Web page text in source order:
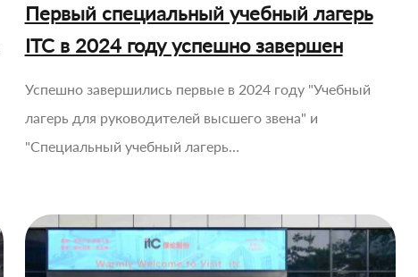
Первый специальный учебный лагерь
ITC в 2024 году успешно завершен
Успешно завершились первые в 2024 году "Учебный
лагерь для руководителей высшего звена" и
"Специальный учебный лагерь…